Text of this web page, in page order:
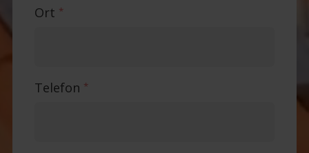
Ort *
Telefon *